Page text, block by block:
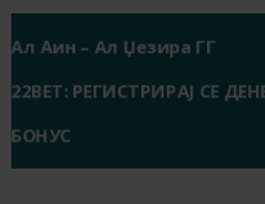
Ал Аин – Ал Џезира ГГ
22BET: РЕГИСТРИРАЈ СЕ
БОНУС